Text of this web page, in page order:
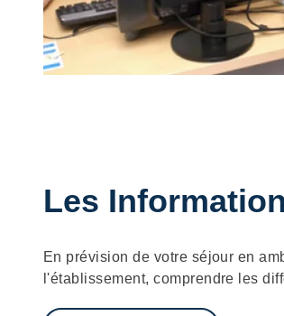
Les
Description
En prévision de votre séjour en
l'établissement, comprendre les